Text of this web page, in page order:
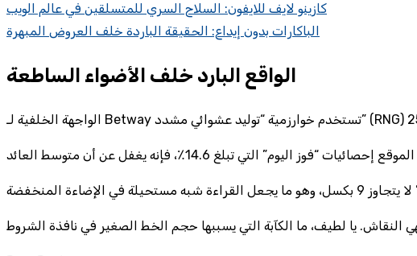
كازينو لايف للايفون: السلاح السري للمتسلقين في عالم الويب
الباكارات بدون إيداع: الحقيقة الباردة خلف العروض المبهرة
الواقع البارد خلف الأضواء الساطعة